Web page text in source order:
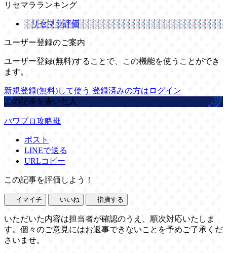
リセマラランキング
リセマラ評価
ユーザー登録のご案内
ユーザー登録(無料)することで、この機能を使うことができ
ます。
新規登録(無料)して使う 登録済みの方はログイン
この記事を書いた人
パワプロ攻略班
ポスト
LINEで送る
URLコピー
この記事を評価しよう！
イマイチ いいね 指摘する
いただいた内容は担当者が確認のうえ、順次対応いたしま
す。個々のご意見にはお返事できないことを予めご了承くだ
さいませ。